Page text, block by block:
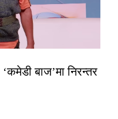
बाज’मा निरन्तर